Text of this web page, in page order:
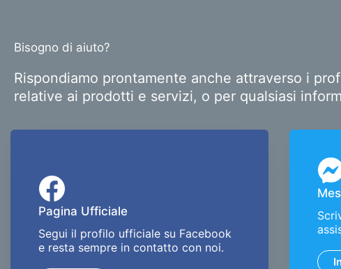
Bisogno di aiuto?
Rispondiamo prontamente anche attraverso i
relative ai prodotti e servizi, o per qualsiasi
Pagina Ufficiale
Segui il profilo ufficiale su Facebook
e resta sempre in contatto con noi.